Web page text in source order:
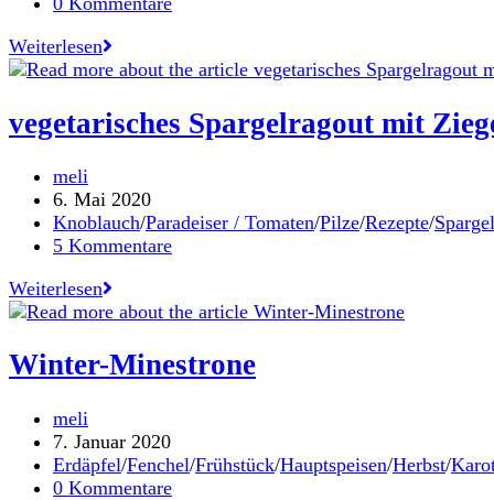
WeiterlesenRezepte
für
gute
Zeit
Kochen.
Teilen
/
Mein
neues
Kochbuch
mit
ist
endlich
da!
vegetarisches Spargelragout mit
Beitrags-
Autor:
meli
Beitrag
veröffentlicht:
6. Mai 2020
Beitrags-
Kategorie:
Knoblauch/Paradeiser / Tomaten/Pilze/Rezepte/Spargel
Beitrags-
5 Kommentare
Weiterlesenvegetarisches
Spargelragout
Ziegenfrischkäse
und
Reis
Winter-Minestrone
Beitrags-
Autor:
meli
Beitrag
veröffentlicht:
7. Januar 2020
Beitrags-
Kategorie:
Erdäpfel/Fenchel/Frühstück/Hauptspeisen/Herbst/
Beitrags-
0 Kommentare